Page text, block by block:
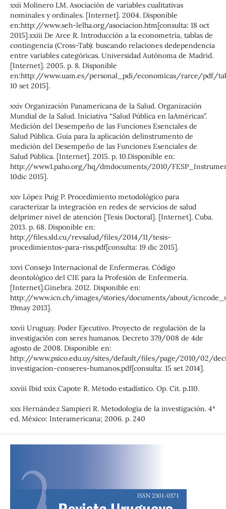
xxii Molinero LM. Asociación de variables cualitativas
nominales y ordinales. [Internet]. 2004. Disponible
en:http://www.seh-lelha.org/asociacion.htm[consulta: 18 oct
2015].xxiii De Arce R. Introducción a la econometría, tablas de
contingencia (Cross-Tab): buscando relaciones dedependencia
entre variables categóricas. Universidad Autónoma de Madrid.
[Internet]. 2005. p. 8. Disponible
en:http://www.uam.es/personal_pdi/economicas/rarce/pdf/
10 set 2015].
xxiv Organización Panamericana de la Salud. Organización
Mundial de la Salud. Iniciativa “Salud Pública en laAméricas”.
Medición del Desempeño de las Funciones Esenciales de
Salud Pública. Guía para la aplicación delinstrumento de
medición del Desempeño de las Funciones Esenciales de
Salud Pública. [Internet]. 2015. p. 10.Disponible en:
http://www1.paho.org/hq/dmdocuments/2010/
10dic 2015].
xxv López Puig P. Procedimiento metodológico para
caracterizar la integración en redes de servicios de salud
delprimer nivel de atención [Tesis Doctoral]. [Internet]. Cuba.
2013. p. 68. Disponible en:
http://files.sld.cu/revsalud/files/2014/11/tesis-
procedimientos-para-riss.pdf[consulta: 19 dic 2015].
xxvi Consejo Internacional de Enfermeras. Código
deontológico del CIE para la Profesión de Enfermería.
[Internet].Ginebra. 2012. Disponible en:
http://www.icn.ch/images/stories/documents/about/
19may 2013].
xxvii Uruguay. Poder Ejecutivo. Proyecto de regulación de la
investigación con seres humanos. Decreto 379/008 de 4de
agosto de 2008. Disponible en:
http://www.psico.edu.uy/sites/default/files/page/2010/02/
investigacion-conseres-humanos.pdf[consulta: 15 set 2014].
xxviii Ibid xxix Capote R. Método estadístico. Op. Cit. p.110.
xxx Hernández Sampieri R. Metodología de la investigación. 4ª
ed. México: Interamericana; 2006. p. 240